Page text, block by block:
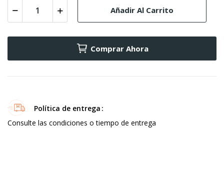
Añadir Al Carrito
Comprar Ahora
Política de entrega
Consulte las condiciones o tiempo de entrega